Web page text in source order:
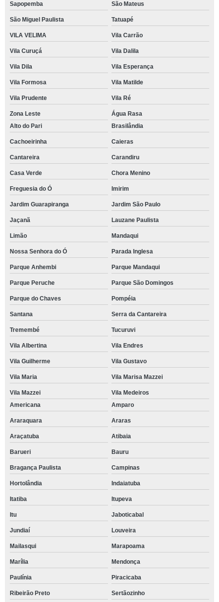
Sapopemba São Mateus
São Miguel Paulista Tatuapé
VILA VELIMA Vila Carrão
Vila Curuçá Vila Dalila
Vila Dila Vila Esperança
Vila Formosa Vila Matilde
Vila Prudente Vila Ré
Zona Leste
Água Rasa
Alto do Pari
Brasilândia
Cachoeirinha Caieras
Cantareira Carandiru
Casa Verde Chora Menino
Freguesia do Ó Imirim
Jardim Guarapiranga Jardim São Paulo
Jaçanã Lauzane Paulista
Limão Mandaqui
Nossa Senhora do Ó Parada Inglesa
Parque Anhembi Parque Mandaqui
Parque Peruche Parque São Domingos
Parque do Chaves Pompéia
Santana Serra da Cantareira
Tremembé Tucuruvi
Vila Albertina Vila Endres
Vila Guilherme Vila Gustavo
Vila Maria Vila Marisa Mazzei
Vila Mazzei
Vila Medeiros
Americana
Amparo
Araraquara Araras
Araçatuba Atibaia
Barueri Bauru
Bragança Paulista Campinas
Hortolândia Indaiatuba
Itatiba Itupeva
Itu Jaboticabal
Jundiaí Louveira
Mailasqui Marapoama
Marília Mendonça
Paulínia Piracicaba
Ribeirão Preto Sertãozinho